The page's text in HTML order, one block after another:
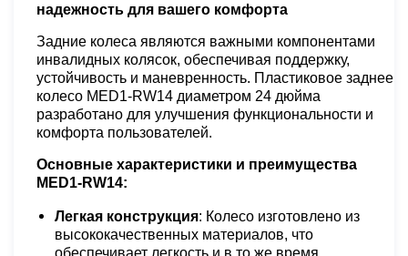
надежность для вашего комфорта
Задние колеса являются важными компонентами
инвалидных колясок, обеспечивая поддержку,
устойчивость и маневренность. Пластиковое заднее
колесо MED1-RW14 диаметром 24 дюйма
разработано для улучшения функциональности и
комфорта пользователей.
Основные характеристики и преимущества
MED1-RW14:
Легкая конструкция: Колесо изготовлено из
высококачественных материалов, что
обеспечивает легкость и в то же время